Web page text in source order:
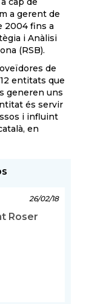
a gerent de
2004 fins a
i Anàlisi
(RSB).
de
entitats que
generen uns
és servir
i influint
en
26/02/18
Roser